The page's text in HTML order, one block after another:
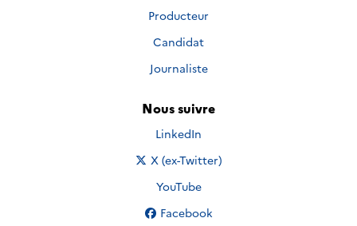
Producteur
Candidat
Journaliste
Nous suivre
Nous suivre sur
LinkedIn
Nous suivre sur
X (ex-Twitter)
Nous suivre sur
YouTube
Nous suivre sur
Facebook